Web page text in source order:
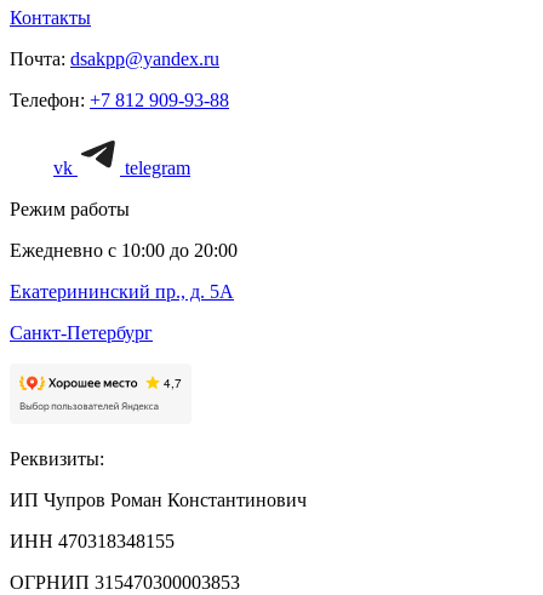
Контакты
Почта: dsakpp@yandex.ru
Телефон: +7 812 909-93-88
vk
telegram
Режим работы
Ежедневно с 10:00 до 20:00
Екатерининский пр., д. 5А
Санкт-Петербург
Реквизиты:
ИП Чупров Роман Константинович
ИНН 470318348155
ОГРНИП 315470300003853